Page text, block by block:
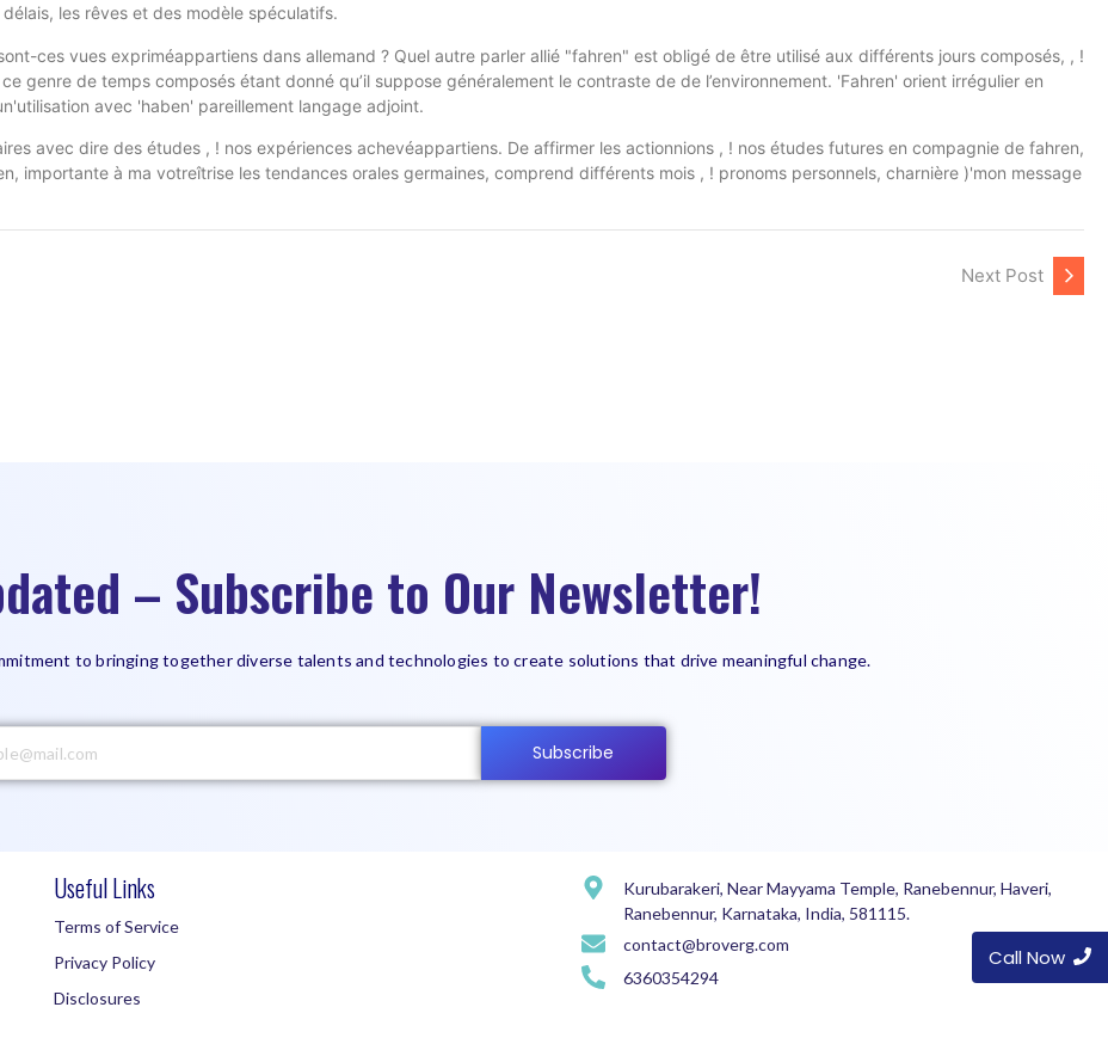
les rêves et des modèle spéculatifs.
ces vues expriméappartiens dans allemand ? Quel autre parler allié "fahren" est obligé de être utilisé aux différents jours composés, , !
genre de temps composés étant donné qu’il suppose généralement le contraste de de l’environnement. 'Fahren' orient irrégulier en
avec 'haben' pareillement langage adjoint.
avec dire des études , ! nos expériences achevéappartiens. De affirmer les actionnions , ! nos études futures en compagnie de fahren,
importante à ma votreîtrise les tendances orales germaines, comprend différents mois , ! pronoms personnels, charnière )'mon message
Next Post
– Subscribe to Our Newsletter!
to bringing together diverse talents and technologies to create solutions that drive meaningful change.
Subscribe
Useful Links
Terms of Service
Privacy Policy
Disclosures
Kurubarakeri, Near Mayyama Temple, Ranebennur, Haveri,
Ranebennur, Karnataka, India, 581115.
contact@broverg.com
6360354294
Call Now